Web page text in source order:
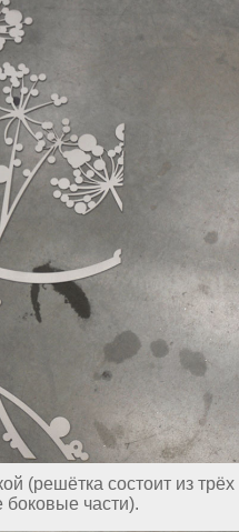
(решётка состоит из трёх
боковые части).